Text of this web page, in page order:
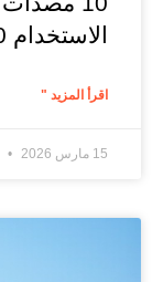
الاستخدام 10
اقرأ المزيد "
15 مارس 2026